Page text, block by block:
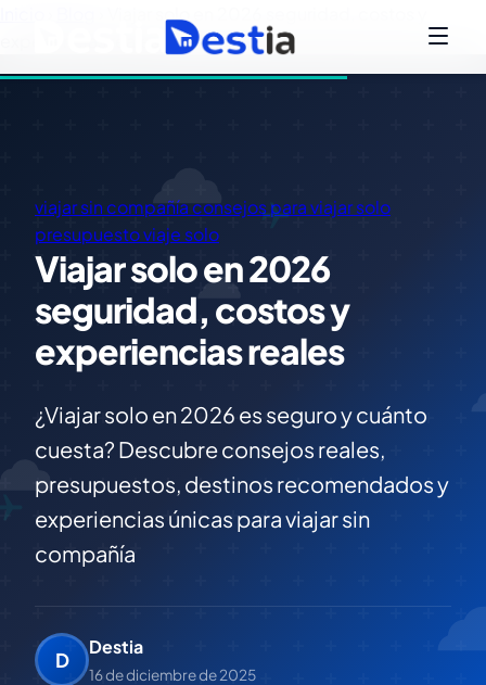
viajar sin compañía consejos para viajar solo
presupuesto viaje solo
Viajar solo en 2026
seguridad, costos y
experiencias reales
¿Viajar solo en 2026 es seguro y cuánto
cuesta? Descubre consejos reales,
presupuestos, destinos recomendados y
experiencias únicas para viajar sin
compañía
D
Destia
16 de diciembre de 2025